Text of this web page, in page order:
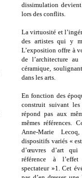
dissimulation
lors des conflits.
La virtuosité et
des artistes qui y
L’exposition offre à
de l’architecture
céramique,
dans les arts.
En fonction des
construit suivant les
répond pas aux
mêmes références.
Anne-Marie
dispositifs variés «
d’œuvres d’art
référence à
spectateur »1. Cet